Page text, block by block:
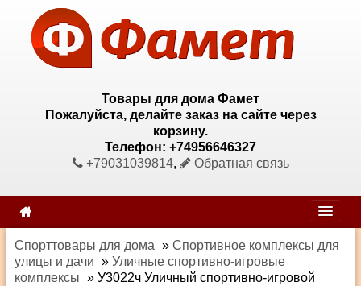
Товары для дома Фамет
Пожалуйста, делайте заказ на сайте через
корзину.
Телефон: +74956646327
+79031039814, Обратная связь
Спорттовары для дома » Спортивное комплексы для
улицы и дачи » Уличные спортивно-игровые
комплексы » У3022ч Уличный спортивно-игровой